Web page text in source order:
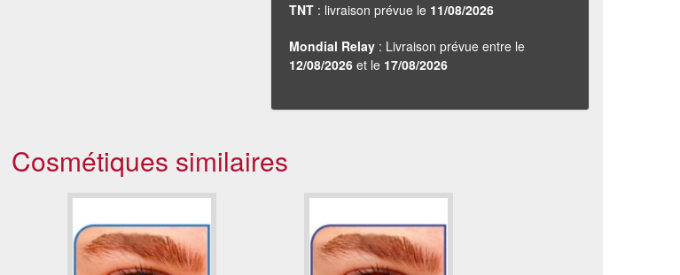
TNT : livraison prévue le 11/08/2026
Mondial Relay : Livraison prévue entre le
12/08/2026 et le 17/08/2026
Cosmétiques similaires